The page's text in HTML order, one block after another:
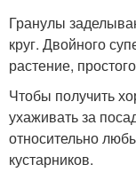
Гранулы
круг. Двойного
растение,
Чтобы получить
ухаживать за
относительно
кустарников.